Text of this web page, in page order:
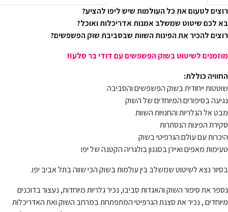
רוצים לטעום את כל העולמות שיש ליפו להציע?
בא לכם שיטוט שמשלב אמנות אדריכלות ואוכל?
רוצים להכיר את הפינות השוות שבסביבת שוק הפשפשים?
מוזמנים לשיטוט בשוק הפשפשים עם דודי בר סלע!!
החוויה כוללת:
שוטטות ייחודית בשוק הפשפשים והסביבה
נגיעה בסיפורים המיוחדים של השוק
מבט אל הגלריות והחנויות השוות
סקירת הפינות הנסתרות
היכרות עם עולם הגרפיטי בשוק
טעימות מאפים ואיירן בסגנון בולגריה הקטנה של יפו
בסיור נצא לשיטוט שמשלב בין עולמות בשוק הכי שווה בתל אביב יפו.
נספר את סיפור השוק והאגדות סביבו, נכיר גלריות מיוחדות, נעצור בדוכנים
מיוחדים , נכיר את סצנת הגרפיטי המתפתחת במרחב השוק ואת האדריכלות